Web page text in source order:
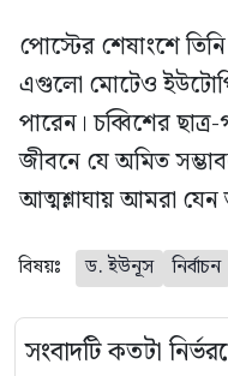
পোস্টের শেষাংশে
এগুলো মোটেও
পারেন। চব্বিশের
জীবনে যে অমিত
আত্মশ্লাঘায় আমরা যেন
বিষয়ঃ ড. ইউনূস নির্বাচন
সংবাদটি কতটা